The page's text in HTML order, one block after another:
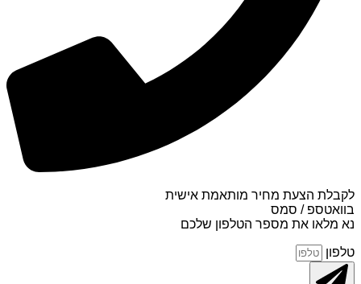
לקבלת הצעת מחיר מותאמת אישית
בוואטספ / סמס
נא מלאו את מספר הטלפון שלכם
טלפון